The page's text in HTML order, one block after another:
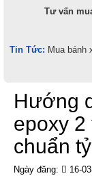
Tư vấn
Tin Tức: Mua bánh
Hướng
epoxy 2
chuẩn
Ngày đăng:
16-